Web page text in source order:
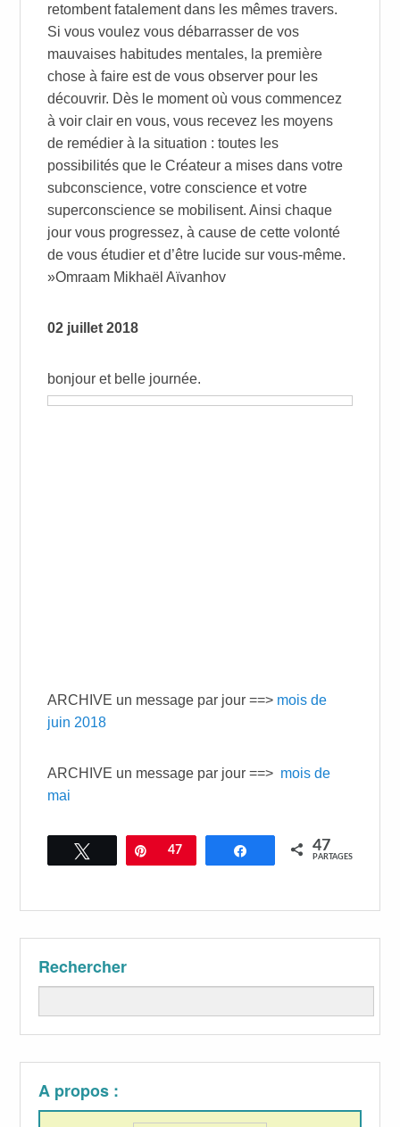
retombent fatalement dans les mêmes travers.
Si vous voulez vous débarrasser de vos
mauvaises habitudes mentales, la première
chose à faire est de vous observer pour les
découvrir. Dès le moment où vous commencez
à voir clair en vous, vous recevez les moyens
de remédier à la situation : toutes les
possibilités que le Créateur a mises dans votre
subconscience, votre conscience et votre
superconscience se mobilisent. Ainsi chaque
jour vous progressez, à cause de cette volonté
de vous étudier et d’être lucide sur vous-même.
»Omraam Mikhaël Aïvanhov
02 juillet 2018
bonjour et belle journée.
ARCHIVE un message par jour ==> mois de
juin 2018
ARCHIVE un message par jour ==> mois de
mai
Tweetez Épingle
47 Partagez 47
PARTAGES
Rechercher
A propos :